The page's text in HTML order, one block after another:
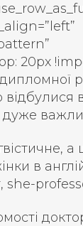
20px
дуже
в
she-